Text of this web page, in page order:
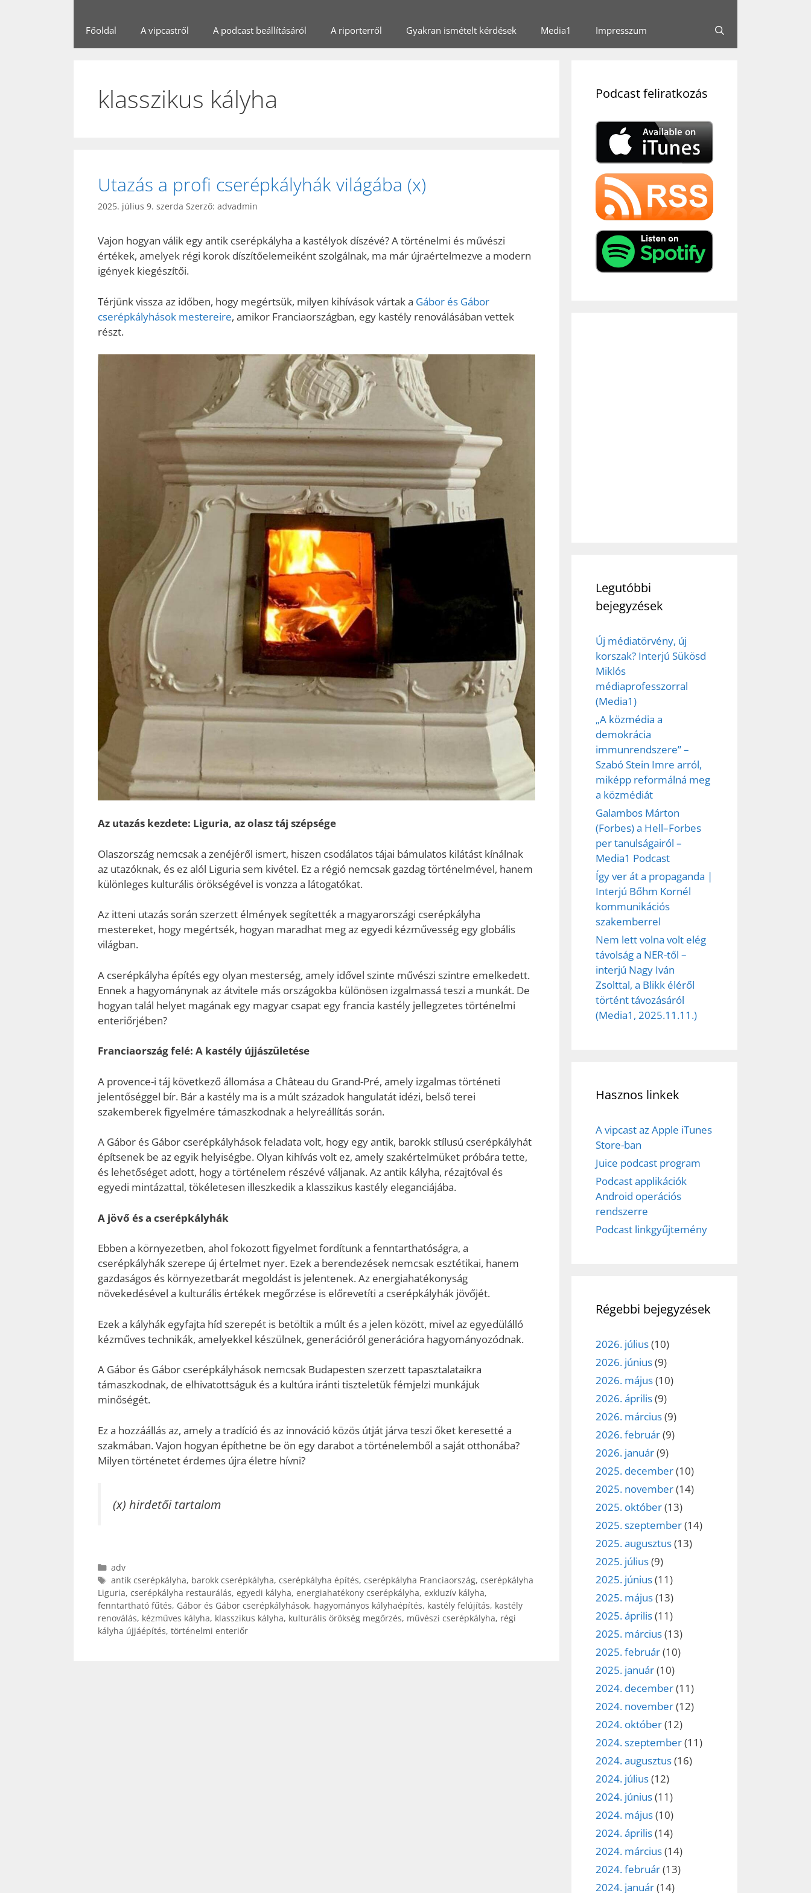
Főoldal A vipcastről A podcast beállításáról A riporterről Gyakran ismételt kérdések Media1 Impresszum
klasszikus kályha
Utazás a profi cserépkályhák világába (x)
2025. július 9. szerda Szerző: advadmin
Vajon hogyan válik egy antik cserépkályha a kastélyok díszévé? A történelmi és művészi
értékek, amelyek régi korok díszítőelemeiként szolgálnak, ma már újraértelmezve a modern
igények kiegészítői.
Térjünk vissza az időben, hogy megértsük, milyen kihívások vártak a Gábor és Gábor
cserépkályhások mestereire, amikor Franciaországban, egy kastély renoválásában vettek
részt.
Az utazás kezdete: Liguria, az olasz táj szépsége
Olaszország nemcsak a zenéjéről ismert, hiszen csodálatos tájai bámulatos kilátást kínálnak
az utazóknak, és ez alól Liguria sem kivétel. Ez a régió nemcsak gazdag történelmével, hanem
különleges kulturális örökségével is vonzza a látogatókat.
Az itteni utazás során szerzett élmények segítették a magyarországi cserépkályha
mestereket, hogy megértsék, hogyan maradhat meg az egyedi kézművesség egy globális
világban.
A cserépkályha építés egy olyan mesterség, amely idővel szinte művészi szintre emelkedett.
Ennek a hagyománynak az átvitele más országokba különösen izgalmassá teszi a munkát. De
hogyan talál helyet magának egy magyar csapat egy francia kastély jellegzetes történelmi
enteriőrjében?
Franciaország felé: A kastély újjászületése
A provence-i táj következő állomása a Château du Grand-Pré, amely izgalmas történeti
jelentőséggel bír. Bár a kastély ma is a múlt századok hangulatát idézi, belső terei
szakemberek figyelmére támaszkodnak a helyreállítás során.
A Gábor és Gábor cserépkályhások feladata volt, hogy egy antik, barokk stílusú cserépkályhát
építsenek be az egyik helyiségbe. Olyan kihívás volt ez, amely szakértelmüket próbára tette,
és lehetőséget adott, hogy a történelem részévé váljanak. Az antik kályha, rézajtóval és
egyedi mintázattal, tökéletesen illeszkedik a klasszikus kastély eleganciájába.
A jövő és a cserépkályhák
Ebben a környezetben, ahol fokozott figyelmet fordítunk a fenntarthatóságra, a
cserépkályhák szerepe új értelmet nyer. Ezek a berendezések nemcsak esztétikai, hanem
gazdaságos és környezetbarát megoldást is jelentenek. Az energiahatékonyság
növekedésével a kulturális értékek megőrzése is előrevetíti a cserépkályhák jövőjét.
Ezek a kályhák egyfajta híd szerepét is betöltik a múlt és a jelen között, mivel az egyedülálló
kézműves technikák, amelyekkel készülnek, generációról generációra hagyományozódnak.
A Gábor és Gábor cserépkályhások nemcsak Budapesten szerzett tapasztalataikra
támaszkodnak, de elhivatottságuk és a kultúra iránti tiszteletük fémjelzi munkájuk
minőségét.
Ez a hozzáállás az, amely a tradíció és az innováció közös útját járva teszi őket keresetté a
szakmában. Vajon hogyan építhetne be ön egy darabot a történelemből a saját otthonába?
Milyen történetet érdemes újra életre hívni?
(x) hirdetői tartalom
Kategória
adv
Címkék
antik cserépkályha, barokk cserépkályha, cserépkályha építés, cserépkályha Franciaország, cserépkályha
Liguria, cserépkályha restaurálás, egyedi kályha, energiahatékony cserépkályha, exkluzív kályha,
fenntartható fűtés, Gábor és Gábor cserépkályhások, hagyományos kályhaépítés, kastély felújítás, kastély
renoválás, kézműves kályha, klasszikus kályha, kulturális örökség megőrzés, művészi cserépkályha, régi
kályha újjáépítés, történelmi enteriőr
Podcast feliratkozás
Legutóbbi
bejegyzések
Új médiatörvény, új
korszak? Interjú Sükösd
Miklós
médiaprofesszorral
(Media1)
„A közmédia a
demokrácia
immunrendszere” –
Szabó Stein Imre arról,
miképp reformálná meg
a közmédiát
Galambos Márton
(Forbes) a Hell–Forbes
per tanulságairól –
Media1 Podcast
Így ver át a propaganda |
Interjú Bőhm Kornél
kommunikációs
szakemberrel
Nem lett volna volt elég
távolság a NER-től –
interjú Nagy Iván
Zsolttal, a Blikk éléről
történt távozásáról
(Media1, 2025.11.11.)
Hasznos linkek
A vipcast az Apple iTunes
Store-ban
Juice podcast program
Podcast applikációk
Android operációs
rendszerre
Podcast linkgyűjtemény
Régebbi bejegyzések
2026. július(10)
2026. június(9)
2026. május(10)
2026. április(9)
2026. március(9)
2026. február(9)
2026. január(9)
2025. december(10)
2025. november(14)
2025. október(13)
2025. szeptember(14)
2025. augusztus(13)
2025. július(9)
2025. június(11)
2025. május(13)
2025. április(11)
2025. március(13)
2025. február(10)
2025. január(10)
2024. december(11)
2024. november(12)
2024. október(12)
2024. szeptember(11)
2024. augusztus(16)
2024. július(12)
2024. június(11)
2024. május(10)
2024. április(14)
2024. március(14)
2024. február(13)
2024. január(14)